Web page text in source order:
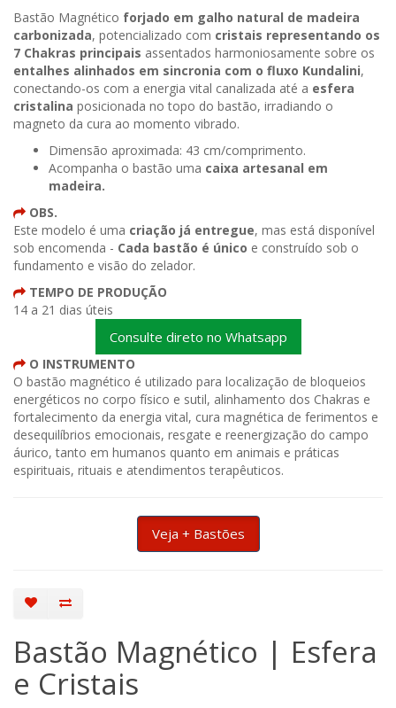
Bastão Magnético forjado em galho natural de madeira
carbonizada, potencializado com cristais representando os
7 Chakras principais assentados harmoniosamente sobre os
entalhes alinhados em sincronia com o fluxo Kundalini,
conectando-os com a energia vital canalizada até a esfera
cristalina posicionada no topo do bastão, irradiando o
magneto da cura ao momento vibrado.
Dimensão aproximada: 43 cm/comprimento.
Acompanha o bastão uma caixa artesanal em
madeira.
OBS.
Este modelo é uma criação já entregue, mas está disponível
sob encomenda - Cada bastão é único e construído sob o
fundamento e visão do zelador.
TEMPO DE PRODUÇÃO
14 a 21 dias úteis
Consulte direto no Whatsapp
O INSTRUMENTO
O bastão magnético é utilizado para localização de bloqueios
energéticos no corpo físico e sutil, alinhamento dos Chakras e
fortalecimento da energia vital, cura magnética de ferimentos e
desequilíbrios emocionais, resgate e reenergização do campo
áurico, tanto em humanos quanto em animais e práticas
espirituais, rituais e atendimentos terapêuticos.
Veja + Bastões
Bastão Magnético | Esfera
e Cristais